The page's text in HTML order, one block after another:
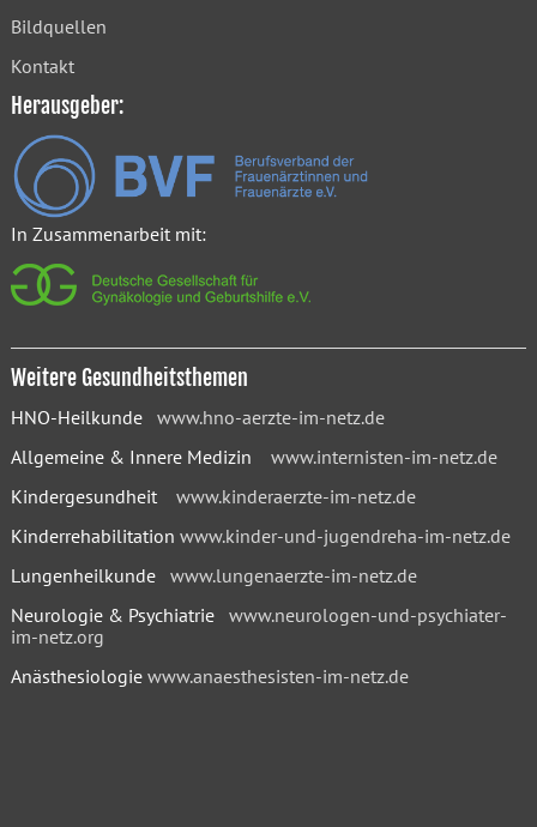
Bildquellen
Kontakt
Herausgeber:
In Zusammenarbeit mit:
Weitere Gesundheitsthemen
HNO-Heilkunde www.hno-aerzte-im-netz.de
Allgemeine & Innere Medizin www.internisten-im-netz.de
Kindergesundheit www.kinderaerzte-im-netz.de
Kinderrehabilitation www.kinder-und-jugendreha-im-netz.de
Lungenheilkunde www.lungenaerzte-im-netz.de
Neurologie & Psychiatrie www.neurologen-und-psychiater-
im-netz.org
Anästhesiologie www.anaesthesisten-im-netz.de